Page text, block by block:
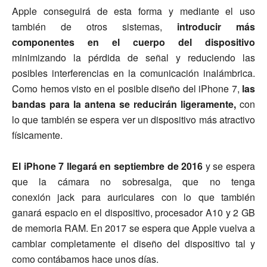
Apple conseguirá de esta forma y mediante el uso
también de otros sistemas, introducir más
componentes en el cuerpo del dispositivo
minimizando la pérdida de señal y reduciendo las
posibles interferencias en la comunicación inalámbrica.
Como hemos visto en el posible diseño del iPhone 7, las
bandas para la antena se reducirán ligeramente, con
lo que también se espera ver un dispositivo más atractivo
físicamente.
El iPhone 7 llegará en septiembre de 2016 y se espera
que la cámara no sobresalga, que no tenga
conexión jack para auriculares con lo que también
ganará espacio en el dispositivo, procesador A10 y 2 GB
de memoria RAM. En 2017 se espera que Apple vuelva a
cambiar completamente el diseño del dispositivo tal y
como contábamos hace unos días.